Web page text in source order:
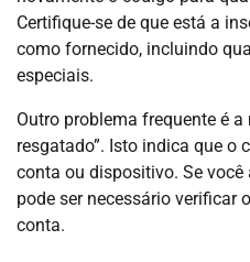
Certifique-se de que está a
como fornecido, incluindo
especiais.
Outro problema frequente é a
resgatado”. Isto indica que
conta ou dispositivo. Se você
pode ser necessário verificar
conta.